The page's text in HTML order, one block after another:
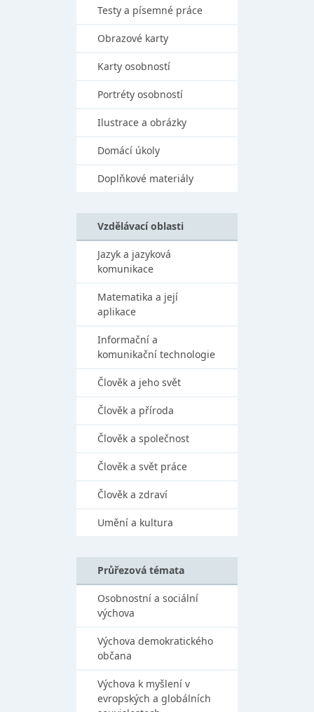
Testy a písemné práce
Obrazové karty
Karty osobností
Portréty osobností
Ilustrace a obrázky
Domácí úkoly
Doplňkové materiály
Vzdělávací oblasti
Jazyk a jazyková
komunikace
Matematika a její
aplikace
Informační a
komunikační technologie
Člověk a jeho svět
Člověk a příroda
Člověk a společnost
Člověk a svět práce
Člověk a zdraví
Umění a kultura
Průřezová témata
Osobnostní a sociální
výchova
Výchova demokratického
občana
Výchova k myšlení v
evropských a globálních